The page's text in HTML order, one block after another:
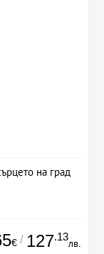
на град
€ / 127.13
лв.